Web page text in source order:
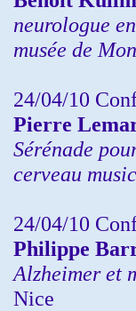
neurologue
musée de
24/04/10
Pierre
Sérénade
cerveau
24/04/10
Philippe
Alzheimer et
Nice